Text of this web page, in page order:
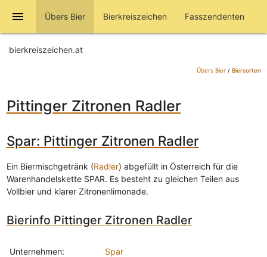
menu Übers Bier Bierkreiszeichen Fasszendenten
bierkreiszeichen.at
Übers Bier/ Biersorten
Pittinger Zitronen Radler
Spar: Pittinger Zitronen Radler
Ein Biermischgetränk (Radler) abgefüllt in Österreich für die
Warenhandelskette SPAR. Es besteht zu gleichen Teilen aus
Vollbier und klarer Zitronenlimonade.
Bierinfo Pittinger Zitronen Radler
Unternehmen: Spar